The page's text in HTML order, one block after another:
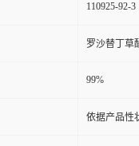
110925-92-3
罗沙替丁草
99%
依据产品性